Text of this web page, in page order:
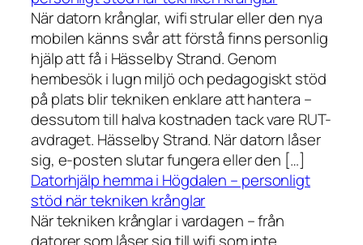
När datorn krånglar, wifi strular eller den nya
mobilen känns svår att förstå finns personlig
hjälp att få i Hässelby Strand. Genom
hembesök i lugn miljö och pedagogiskt stöd
på plats blir tekniken enklare att hantera –
dessutom till halva kostnaden tack vare RUT-
avdraget. Hässelby Strand. När datorn låser
sig, e-posten slutar fungera eller den […]
Datorhjälp hemma i Högdalen – personligt
stöd när tekniken krånglar
När tekniken krånglar i vardagen – från